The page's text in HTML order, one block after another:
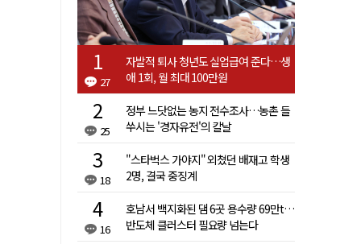
27
자발적 퇴사 청년도 실업급여 준다…생
애 1회, 월 최대 100만원
25
정부 느닷없는 농지 전수조사…농촌 들
쑤시는 '경자유전'의 칼날
18
"스타벅스 가야지" 외쳤던 배재고 학생
2명, 결국 중징계
16
호남서 백지화된 댐 6곳 용수량 69만t…
반도체 클러스터 필요량 넘는다